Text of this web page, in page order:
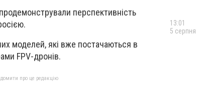
перспективність
моделей, які вже постачаються в
FPV-дронів.
про це редакцію
13:01
5 серпня